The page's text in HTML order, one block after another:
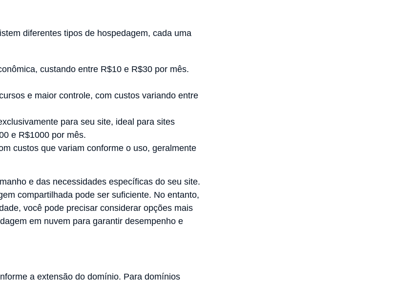
diferentes tipos de hospedagem, cada uma
custando entre R$10 e R$30 por mês.
e maior controle, com custos variando entre
para seu site, ideal para sites
e R$1000 por mês.
custos que variam conforme o uso, geralmente
e das necessidades específicas do seu site.
compartilhada pode ser suficiente. No entanto,
você pode precisar considerar opções mais
em nuvem para garantir desempenho e
a extensão do domínio. Para domínios